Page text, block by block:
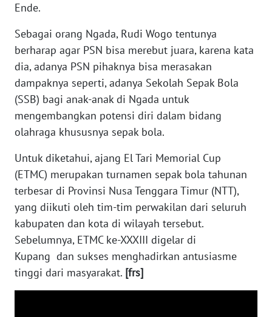
Ende.
Sebagai orang Ngada, Rudi Wogo tentunya
berharap agar PSN bisa merebut juara, karena kata
dia, adanya PSN pihaknya bisa merasakan
dampaknya seperti, adanya Sekolah Sepak Bola
(SSB) bagi anak-anak di Ngada untuk
mengembangkan potensi diri dalam bidang
olahraga khususnya sepak bola.
Untuk diketahui, ajang El Tari Memorial Cup
(ETMC) merupakan turnamen sepak bola tahunan
terbesar di Provinsi Nusa Tenggara Timur (NTT),
yang diikuti oleh tim-tim perwakilan dari seluruh
kabupaten dan kota di wilayah tersebut.
Sebelumnya, ETMC ke-XXXIII digelar di
Kupang dan sukses menghadirkan antusiasme
tinggi dari masyarakat. [frs]
WN
WN
JAMBI
WN
SULTRA
NTB
WN
SULTENG
WN
WN